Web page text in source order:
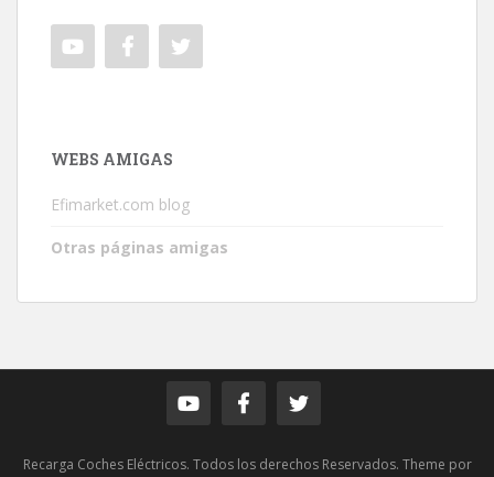
WEBS AMIGAS
Efimarket.com blog
Otras páginas amigas
Recarga Coches Eléctricos. Todos los derechos Reservados. Theme por